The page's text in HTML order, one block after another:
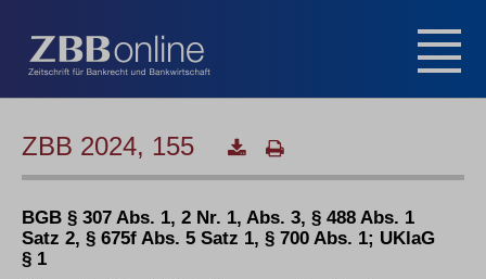
ZBB 2024, 155
BGB § 307 Abs. 1, 2 Nr. 1, Abs. 3, § 488 Abs. 1
Satz 2, § 675f Abs. 5 Satz 1, § 700 Abs. 1; UKlaG
§ 1